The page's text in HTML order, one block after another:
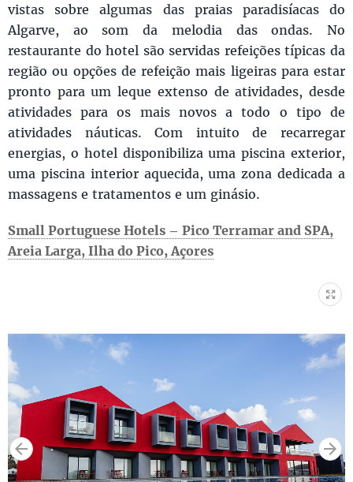
vistas sobre algumas das praias paradisíacas do
Algarve, ao som da melodia das ondas. No
restaurante do hotel são servidas refeições típicas da
região ou opções de refeição mais ligeiras para estar
pronto para um leque extenso de atividades, desde
atividades para os mais novos a todo o tipo de
atividades náuticas. Com intuito de recarregar
energias, o hotel disponibiliza uma piscina exterior,
uma piscina interior aquecida, uma zona dedicada a
massagens e tratamentos e um ginásio.
Small Portuguese Hotels – Pico Terramar and SPA,
Areia Larga, Ilha do Pico, Açores